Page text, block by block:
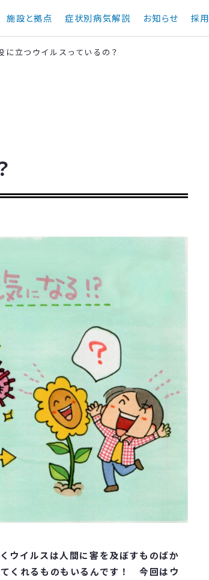
施設と拠点 症状別病気解説 お知らせ 採
に立つウイルスっているの？
ウイルスは人間に害を及ぼすものばか
くれるものもいるんです！ 今回はウ